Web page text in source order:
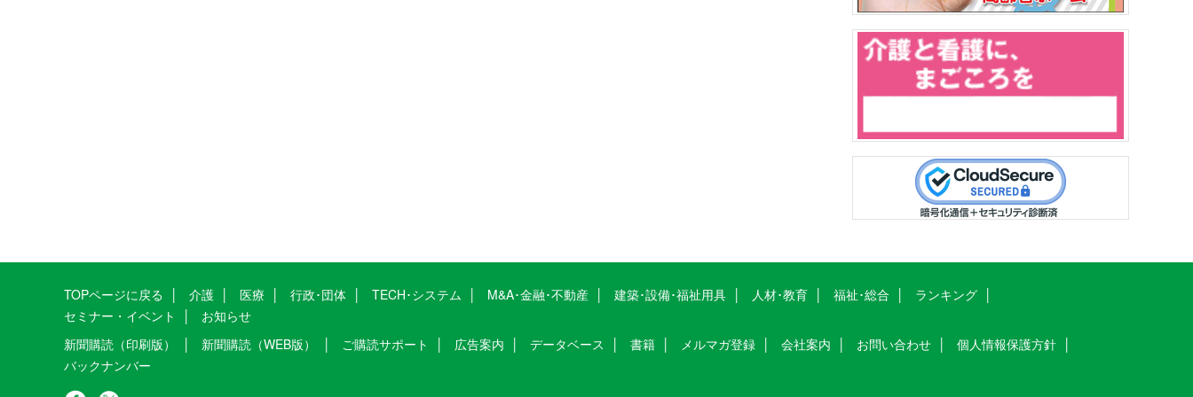
TOPページに戻る 介護 医療 行政･団体 TECH･システム M&A･金融･不動産 建築･設備･福祉用具 人材･教育 福祉･総合
ランキング
セミナー・イベント
お知らせ
新聞購読（印刷版）
新聞購読（WEB版） ご購読サポート 広告案内 データベース 書籍 メルマガ登録 会社案内 お問い合わせ
個人情報保護方針
バックナンバー